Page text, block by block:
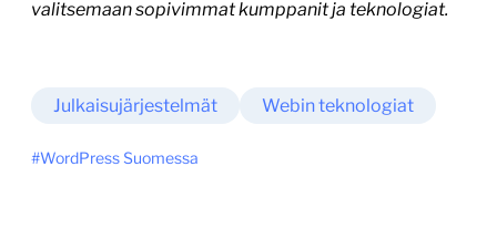
valitsemaan sopivimmat kumppanit ja teknologiat.
Julkaisujärjestelmät Webin teknologiat
WordPress Suomessa